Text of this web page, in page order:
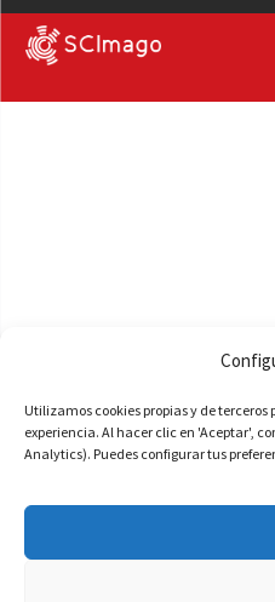
Utilizamos cookies propias y de
experiencia. Al hacer clic en 'Aceptar',
Analytics). Puedes configurar tus